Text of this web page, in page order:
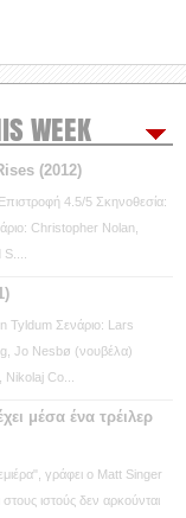
WEEK
(2012)
4.5/5 Σκηνοθεσία:
Christopher Nolan,
Tyldum Σενάριο: Lars
Jo Nesbø (νουβέλα)
Co...
μέσα ένα τρέιλερ
γράφει ο Matt Singer
ιστούς δεν αρκούνται